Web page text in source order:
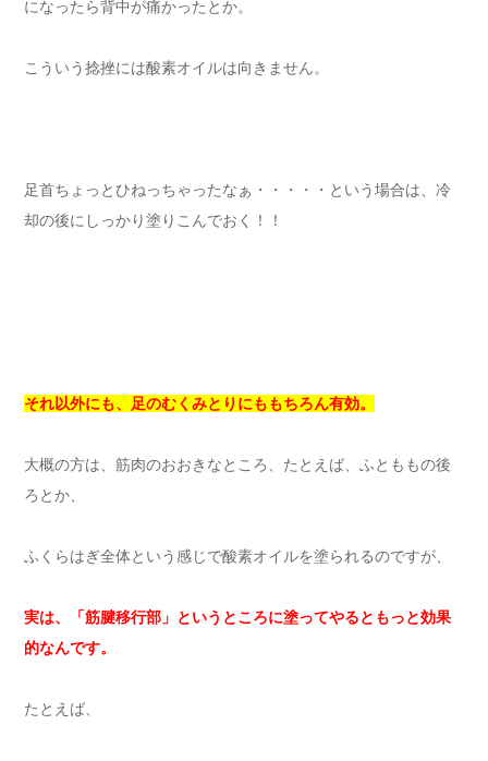
になったら背中が痛かったとか。
こういう捻挫には酸素オイルは向きません。
足首ちょっとひねっちゃったなぁ・・・・・という場合は、冷
却の後にしっかり塗りこんでおく！！
それ以外にも、足のむくみとりにももちろん有効。
大概の方は、筋肉のおおきなところ、たとえば、ふとももの後
ろとか、
ふくらはぎ全体という感じで酸素オイルを塗られるのですが、
実は、「筋腱移行部」というところに塗ってやるともっと効果
的なんです。
たとえば、